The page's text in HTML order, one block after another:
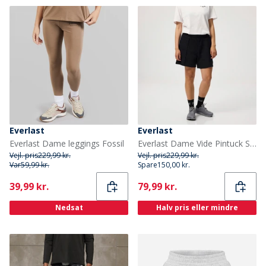
Everlast
Everlast Dame leggings Fossil
Vejl. pris229,99 kr.
Var59,99 kr.
Current
39,99 kr.
Nedsat
Everlast
Everlast Dame Vide Pintuck Sweat Shorts Black Beauty
Vejl. pris229,99 kr.
Spare150,00 kr.
Current
79,99 kr.
Halv pris eller mindre